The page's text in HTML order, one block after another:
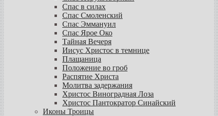
Спас в силах
Спас Смоленский
Спас Эммануил
Спас Ярое Око
Тайная Вечеря
Иисус Христос в темнице
Плащаница
Положение во гроб
Распятие Христа
Молитва задержания
Христос Виноградная Лоза
Христос Пантократор Синайский
Иконы Троицы